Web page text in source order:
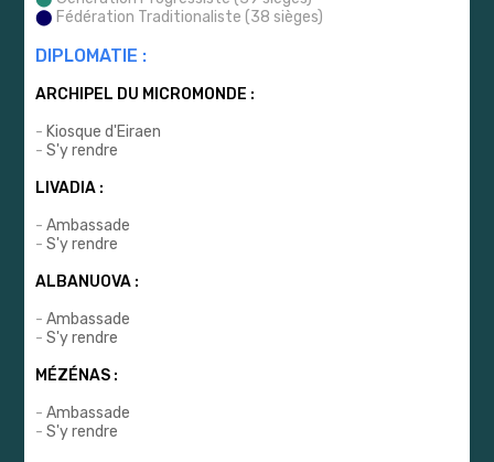
⬤ Fédération Traditionaliste (38 sièges)
DIPLOMATIE :
ARCHIPEL DU MICROMONDE :
- Kiosque d'Eiraen
-S'y rendre
LIVADIA :
-Ambassade
-S'y rendre
ALBANUOVA :
-Ambassade
-S'y rendre
MÉZÉNAS :
-Ambassade
-S'y rendre